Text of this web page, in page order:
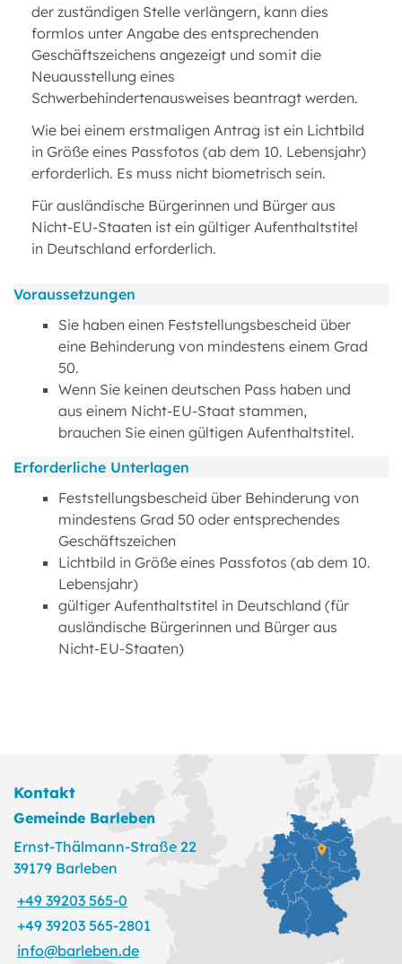
der zuständigen Stelle verlängern, kann dies
formlos unter Angabe des entsprechenden
Geschäftszeichens angezeigt und somit die
Neuausstellung eines
Schwerbehindertenausweises beantragt werden.
Wie bei einem erstmaligen Antrag ist ein Lichtbild
in Größe eines Passfotos (ab dem 10. Lebensjahr)
erforderlich. Es muss nicht biometrisch sein.
Für ausländische Bürgerinnen und Bürger aus
Nicht-EU-Staaten ist ein gültiger Aufenthaltstitel
in Deutschland erforderlich.
Voraussetzungen
Sie haben einen Feststellungsbescheid über
eine Behinderung von mindestens einem Grad
50.
Wenn Sie keinen deutschen Pass haben und
aus einem Nicht-EU-Staat stammen,
brauchen Sie einen gültigen Aufenthaltstitel.
Erforderliche Unterlagen
Feststellungsbescheid über Behinderung von
mindestens Grad 50 oder entsprechendes
Geschäftszeichen
Lichtbild in Größe eines Passfotos (ab dem 10.
Lebensjahr)
gültiger Aufenthaltstitel in Deutschland (für
ausländische Bürgerinnen und Bürger aus
Nicht-EU-Staaten)
Kontakt
Gemeinde Barleben
Ernst-Thälmann-Straße 22
39179 Barleben
+49 39203 565-0
+49 39203 565-2801
info@barleben.de